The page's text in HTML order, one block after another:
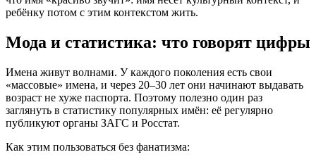
ребёнку потом с этим контекстом жить.
Мода и статистика: что говорят цифры
Имена живут волнами. У каждого поколения есть свои
«массовые» имена, и через 20–30 лет они начинают выдавать
возраст не хуже паспорта. Поэтому полезно один раз
заглянуть в статистику популярных имён: её регулярно
публикуют органы ЗАГС и Росстат.
Как этим пользоваться без фанатизма: